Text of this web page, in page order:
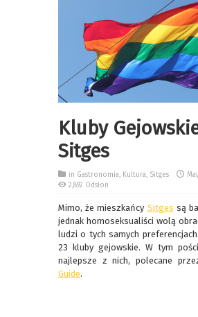
Kluby
Sitges
in Gastronomia, Kultura, Sitges
2,892 Odsłon
Mimo, że mieszkańcy Sitges są
jednak homoseksualiści wolą
ludzi o tych samych
23 kluby gejowskie. W tym
najlepsze z nich, polecane
Guide.